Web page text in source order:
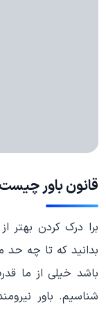
قانون باور
برا درک کردن بهتر
بدانید که تا چه حد
باشد خیلی از ما
شناسیم. باور